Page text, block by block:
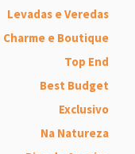
Levadas e Veredas
Charme e Boutique
Top End
Best Budget
Exclusivo
Na Natureza